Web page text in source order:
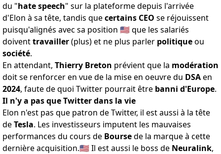
du "hate speech" sur la plateforme depuis l'arrivée
d'Elon à sa tête, tandis quecertains CEO se réjouissent
puisqu'alignés avec sa position 🇺🇸 que les salariés
doiventtravailler(plus) et ne plus parler politiqueou
société.
En attendant, Thierry Breton prévient que la modération
doit se renforcer en vue de la mise en oeuvre du DSAen
2024, faute de quoi Twitter pourrait être banni d'Europe.
Il n'y a pas que Twitter dans la vie
Elon n'est pas que patron de Twitter, il est aussi à la tête
deTesla. Les investisseurs imputent les mauvaises
performances du cours de Boursede la marqueà cette
dernière acquisition.🇺🇸 Il est aussi le boss de Neuralink,